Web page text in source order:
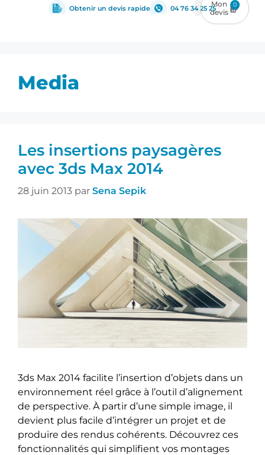
Obtenir un devis rapide 04 76 34 25 25 0
Media
Les insertions paysagères
avec 3ds Max 2014
28 juin 2013 par Sena Sepik
3ds Max 2014 facilite l’insertion d’objets dans un
environnement réel grâce à l’outil d’alignement
de perspective. À partir d’une simple image, il
devient plus facile d’intégrer un projet et de
produire des rendus cohérents. Découvrez ces
fonctionnalités qui simplifient vos montages